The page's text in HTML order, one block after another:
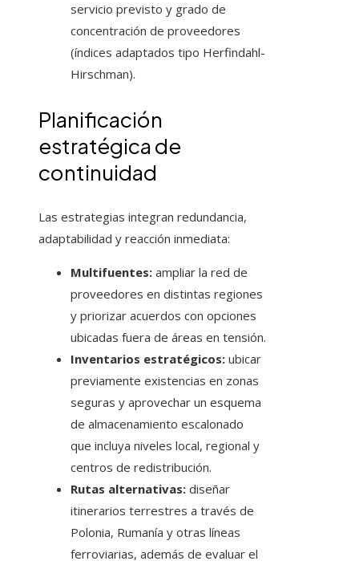
servicio previsto y grado de
concentración de proveedores
(índices adaptados tipo Herfindahl-
Hirschman).
Planificación
estratégica de
continuidad
Las estrategias integran redundancia,
adaptabilidad y reacción inmediata:
Multifuentes: ampliar la red de
proveedores en distintas regiones
y priorizar acuerdos con opciones
ubicadas fuera de áreas en tensión.
Inventarios estratégicos: ubicar
previamente existencias en zonas
seguras y aprovechar un esquema
de almacenamiento escalonado
que incluya niveles local, regional y
centros de redistribución.
Rutas alternativas: diseñar
itinerarios terrestres a través de
Polonia, Rumanía y otras líneas
ferroviarias, además de evaluar el